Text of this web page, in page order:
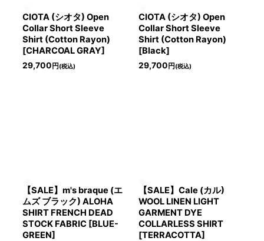
CIOTA (シオタ) Open
Collar Short Sleeve
Shirt (Cotton Rayon)
[CHARCOAL GRAY]
29,700 円 (税込)
CIOTA (シオタ) Open
Collar Short Sleeve
Shirt (Cotton Rayon)
[Black]
29,700 円 (税込)
【SALE】m's braque (エ
ムズ ブラック) ALOHA
SHIRT FRENCH DEAD
STOCK FABRIC [BLUE-
GREEN]
【SALE】Cale (カル)
WOOL LINEN LIGHT
GARMENT DYE
COLLARLESS SHIRT
[TERRACOTTA]